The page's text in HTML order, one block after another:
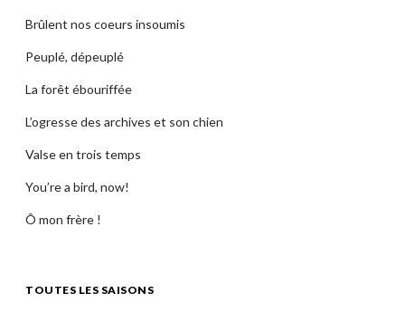
Brûlent nos coeurs insoumis
Peuplé, dépeuplé
La forêt ébouriffée
L’ogresse des archives et son chien
Valse en trois temps
You’re a bird, now!
Ô mon frère !
TOUTES LES SAISONS